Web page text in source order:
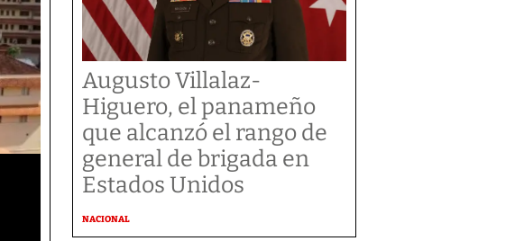
Augusto Villalaz-
Higuero, el panameño
que alcanzó el rango de
general de brigada en
Estados Unidos
NACIONAL